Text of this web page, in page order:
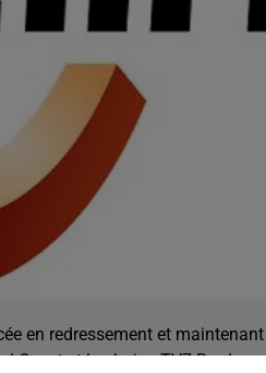
en redressement et
Ouest et la chaine TV7